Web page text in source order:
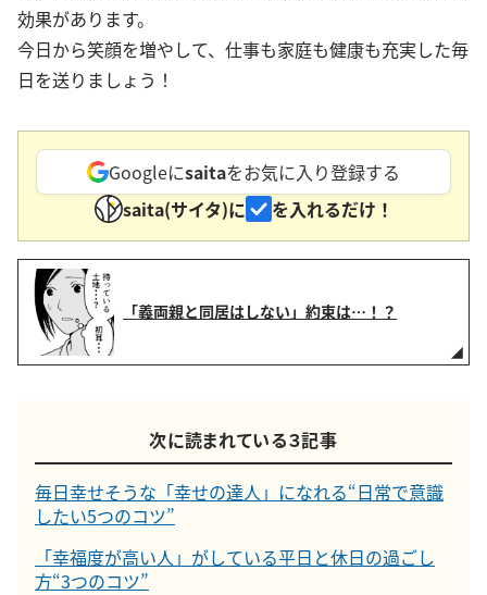
効果があります。
今日から笑顔を増やして、仕事も家庭も健康も充実した毎
日を送りましょう！
Googleにsaitaをお気に入り登録する
saita(サイタ)に
を入れるだけ！
「義両親と同居はしない」約束は…！？
次に読まれている３記事
毎日幸せそうな「幸せの達人」になれる“日常で意識
したい5つのコツ”
「幸福度が高い人」がしている平日と休日の過ごし
方“3つのコツ”